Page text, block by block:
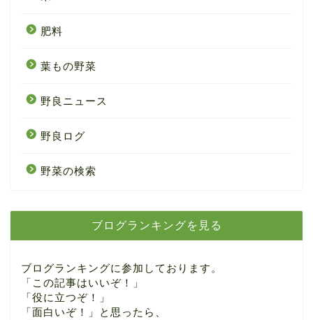
肥料
葉もの野菜
野良ニュース
野良ログ
野菜の検索
ブログランキングを見る
ブログランキングに参加しております。
「この記事はいいぞ！」
「役に立つぞ！」
「面白いぞ！」と思ったら、